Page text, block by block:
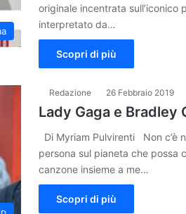
originale incentrata sull’iconico
interpretato da…
Scopri di più
Redazione 26 Febbraio 2019
Lady Gaga e Bradley
Di Myriam Pulvirenti Non c’è
persona sul pianeta che possa
canzone insieme a me…
Scopri di più